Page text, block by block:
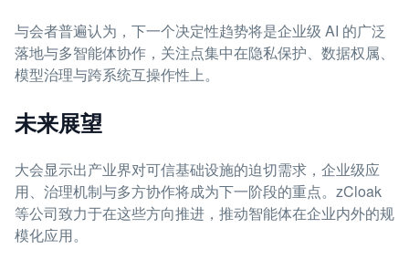
与会者普遍认为，下一个决定性趋势将是企业级 AI 的广泛
落地与多智能体协作，关注点集中在隐私保护、数据权属、
模型治理与跨系统互操作性上。
未来展望
大会显示出产业界对可信基础设施的迫切需求，企业级应
用、治理机制与多方协作将成为下一阶段的重点。zCloak
等公司致力于在这些方向推进，推动智能体在企业内外的规
模化应用。